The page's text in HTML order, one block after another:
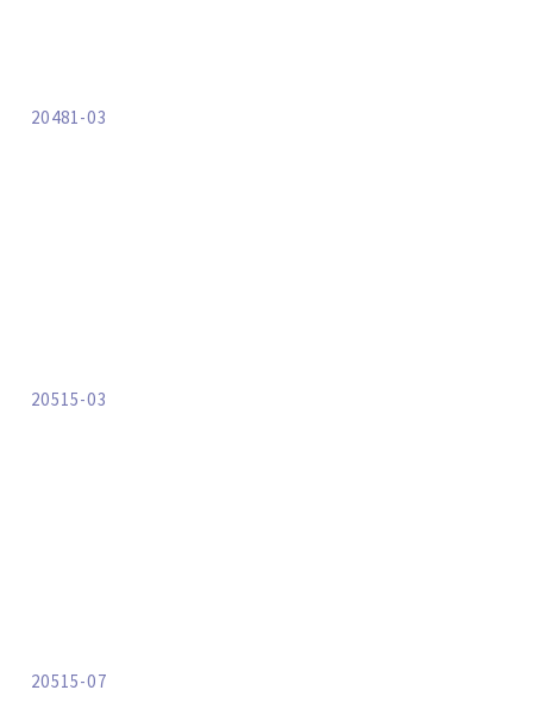
20481-03
20515-03
20515-07